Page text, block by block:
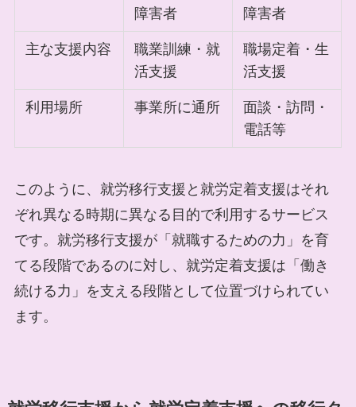
障害者
障害者
主な支援内容
職業訓練・就
活支援
職場定着・生
活支援
利用場所 事業所に通所
面談・訪問・
電話等
このように、就労移行支援と就労定着支援はそれ
ぞれ異なる時期に異なる目的で利用するサービス
です。就労移行支援が「就職するための力」を育
てる段階であるのに対し、就労定着支援は「働き
続ける力」を支える段階として位置づけられてい
ます。